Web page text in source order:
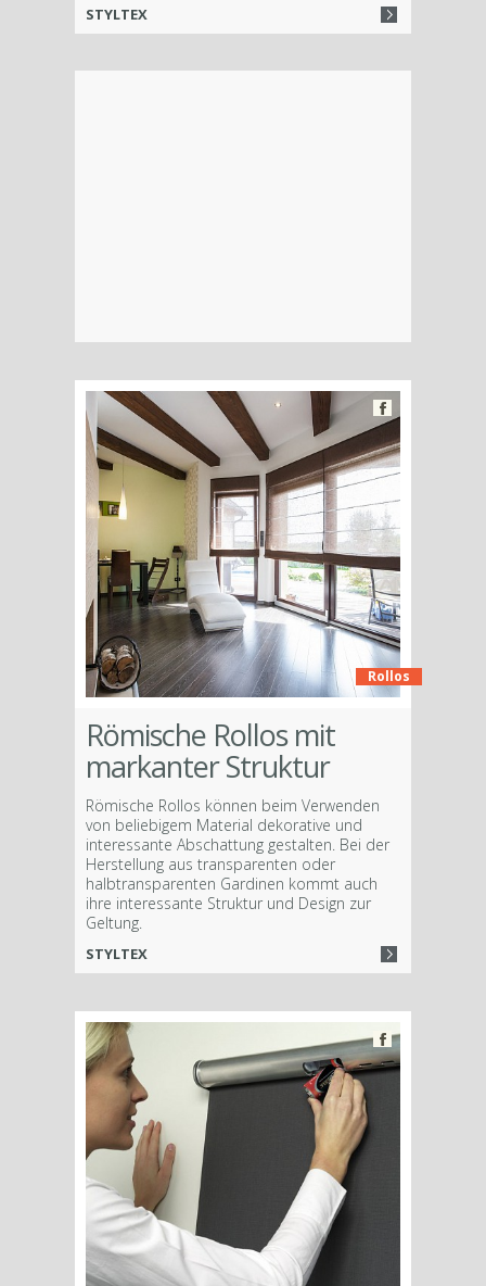
STYLTEX
Rollos
Römische Rollos mit
markanter Struktur
Römische Rollos können beim Verwenden
von beliebigem Material dekorative und
interessante Abschattung gestalten. Bei der
Herstellung aus transparenten oder
halbtransparenten Gardinen kommt auch
ihre interessante Struktur und Design zur
Geltung.
STYLTEX